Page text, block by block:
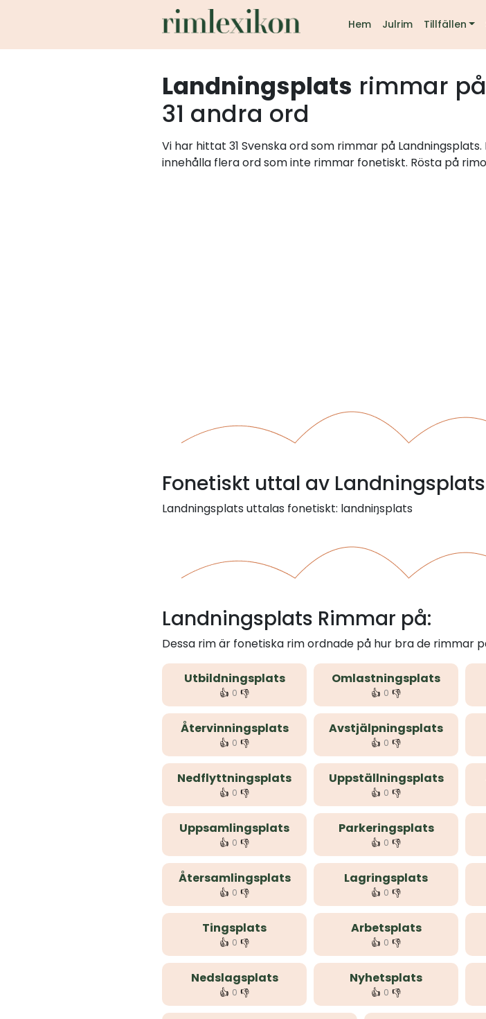
Hem Julrim Tillfällen
Landningsplats rimmar på
31 andra ord
Vi har hittat 31 Svenska ord som rimmar på
innehålla flera ord som inte rimmar fonetiskt. Rösta på
Fonetiskt uttal av Landningsplats
Landningsplats uttalas fonetiskt: landniŋsplats
Landningsplats Rimmar på:
Dessa rim är fonetiska rim ordnade på hur bra de rimmar
Utbildningsplats
👍 0 👎
Omlastningsplats
👍 0 👎
Återvinningsplats
👍 0 👎
Avstjälpningsplats
👍 0 👎
Nedflyttningsplats
👍 0 👎
Uppställningsplats
👍 0 👎
Uppsamlingsplats
👍 0 👎
Parkeringsplats
👍 0 👎
Återsamlingsplats
👍 0 👎
Lagringsplats
👍 0 👎
Tingsplats
👍 0 👎
Arbetsplats
👍 0 👎
Nedslagsplats
👍 0 👎
Nyhetsplats
👍 0 👎